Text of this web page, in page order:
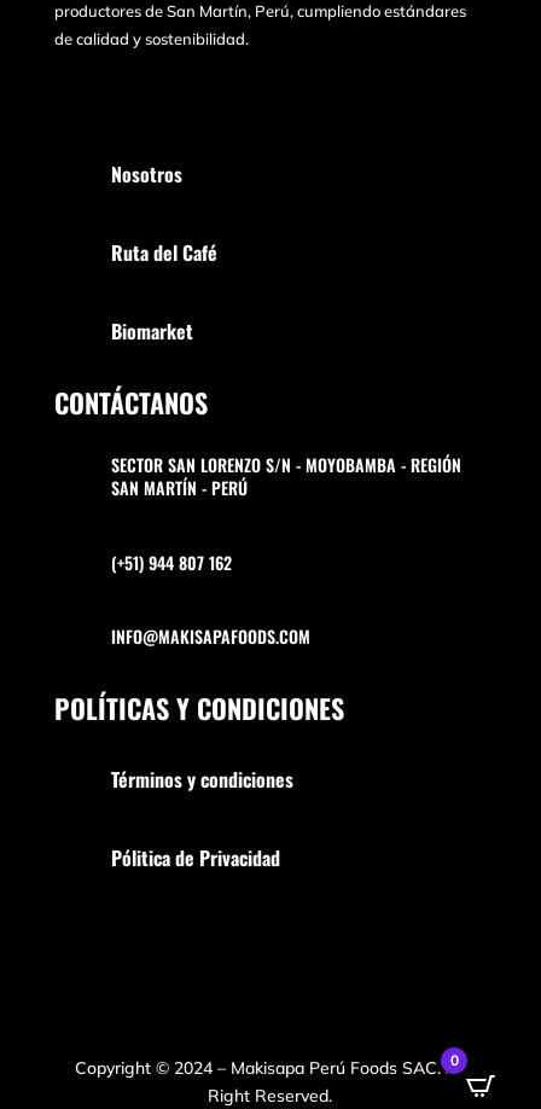
productores de San Martín, Perú, cumpliendo estándares
de calidad y sostenibilidad.
Nosotros
Ruta del Café
Biomarket
CONTÁCTANOS
SECTOR SAN LORENZO S/N - MOYOBAMBA - REGIÓN
SAN MARTÍN - PERÚ
(+51) 944 807 162
INFO@MAKISAPAFOODS.COM
POLÍTICAS Y CONDICIONES
Términos y condiciones
Pólitica de Privacidad
Copyright © 2024 – Makisapa Perú Foods SAC. All
Right Reserved.
0